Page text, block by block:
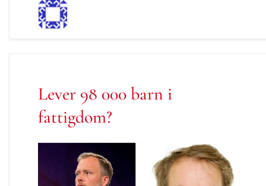
Lever 98 000 barn i
fattigdom?